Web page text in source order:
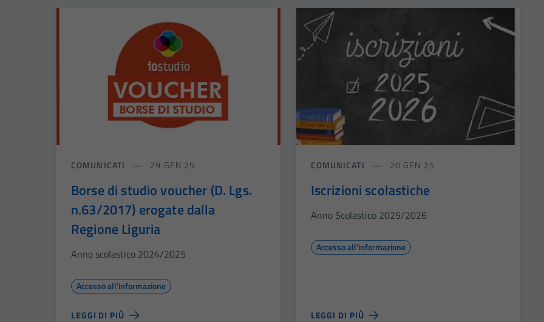
COMUNICATI 29 GEN 25
Borse di studio voucher (D. Lgs.
n.63/2017) erogate dalla
Regione Liguria
Anno scolastico 2024/2025
Accesso all'informazione
LEGGI DI PIÙ
COMUNICATI 20 GEN 25
Iscrizioni scolastiche
Anno Scolastico 2025/2026
Accesso all'informazione
LEGGI DI PIÙ